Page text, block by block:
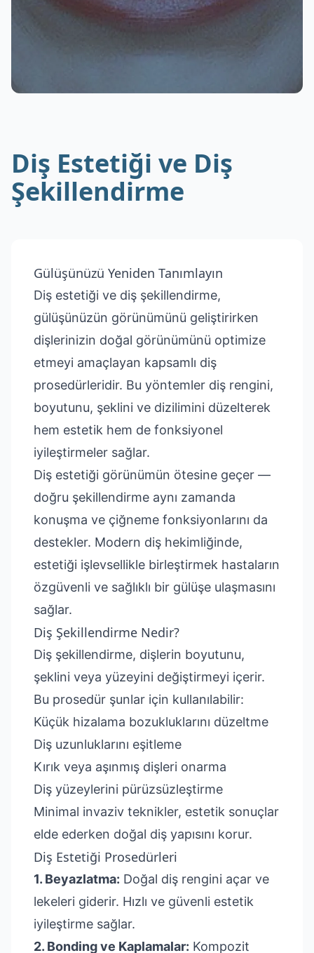
Diş Estetiği ve Diş
Şekillendirme
Gülüşünüzü Yeniden Tanımlayın
Diş estetiği ve diş şekillendirme,
gülüşünüzün görünümünü geliştirirken
dişlerinizin doğal görünümünü optimize
etmeyi amaçlayan kapsamlı diş
prosedürleridir. Bu yöntemler diş rengini,
boyutunu, şeklini ve dizilimini düzelterek
hem estetik hem de fonksiyonel
iyileştirmeler sağlar.
Diş estetiği görünümün ötesine geçer —
doğru şekillendirme aynı zamanda
konuşma ve çiğneme fonksiyonlarını da
destekler. Modern diş hekimliğinde,
estetiği işlevsellikle birleştirmek hastaların
özgüvenli ve sağlıklı bir gülüşe ulaşmasını
sağlar.
Diş Şekillendirme Nedir?
Diş şekillendirme, dişlerin boyutunu,
şeklini veya yüzeyini değiştirmeyi içerir.
Bu prosedür şunlar için kullanılabilir:
Küçük hizalama bozukluklarını düzeltme
Diş uzunluklarını eşitleme
Kırık veya aşınmış dişleri onarma
Diş yüzeylerini pürüzsüzleştirme
Minimal invaziv teknikler, estetik sonuçlar
elde ederken doğal diş yapısını korur.
Diş Estetiği Prosedürleri
1. Beyazlatma: Doğal diş rengini açar ve
lekeleri giderir. Hızlı ve güvenli estetik
iyileştirme sağlar.
2. Bonding ve Kaplamalar: Kompozit